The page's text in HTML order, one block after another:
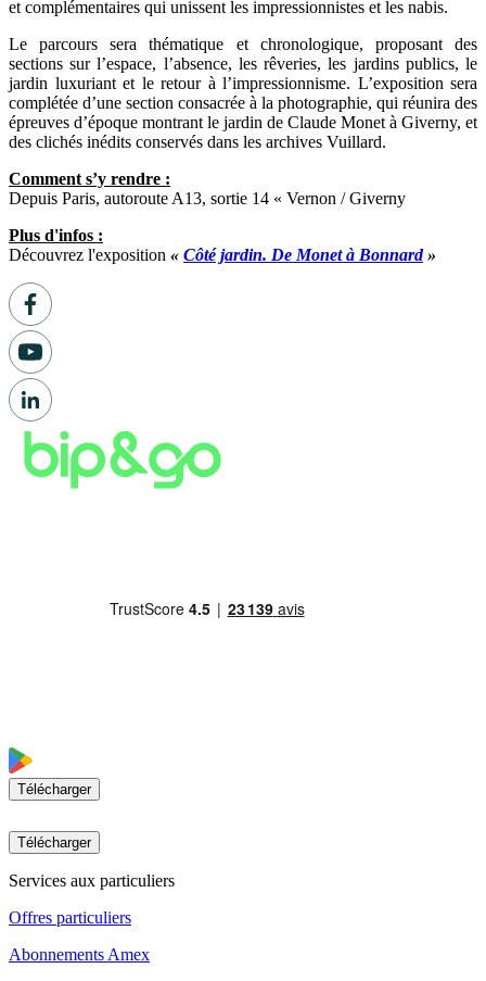
et complémentaires qui unissent les impressionnistes et les nabis.
Le parcours sera thématique et chronologique, proposant des
sections sur l’espace, l’absence, les rêveries, les jardins publics, le
jardin luxuriant et le retour à l’impressionnisme. L’exposition sera
complétée d’une section consacrée à la photographie, qui réunira des
épreuves d’époque montrant le jardin de Claude Monet à Giverny, et
des clichés inédits conservés dans les archives Vuillard.
Comment s’y rendre :
Depuis Paris, autoroute A13, sortie 14 « Vernon / Giverny
Plus d'infos :
Découvrez l'exposition « Côté jardin. De Monet à Bonnard»
Télécharger
Télécharger
Services aux particuliers
Offres particuliers
Abonnements Amex